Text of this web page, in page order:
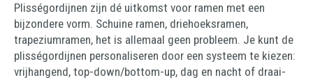
Plisségordijnen zijn dé uitkomst voor ramen met een
bijzondere vorm. Schuine ramen, driehoeksramen,
trapeziumramen, het is allemaal geen probleem. Je kunt de
plisségordijnen personaliseren door een systeem te kiezen:
vrijhangend, top-down/bottom-up, dag en nacht of draai-